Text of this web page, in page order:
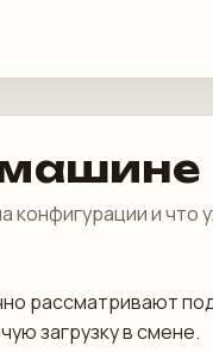
машине
конфигурации и
рассматривают
загрузку в смене.